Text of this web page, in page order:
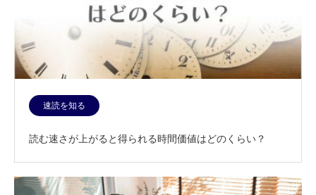
速読を知る
読む速さが上がると得られる時間価値はどのくらい？